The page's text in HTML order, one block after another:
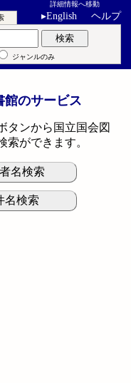
詳細情報へ移動
▸English ヘルプ
検索
ジャンルのみ
館のサービス
タンから国立国会図
索ができます。
名検索
名検索